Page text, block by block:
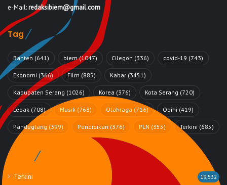
e-Mail:redaksibiem@gmail.com
Tag
Banten (641) biem(1047) Cilegon (336) covid-19 (743)
Ekonomi (366) Film (885) Kabar (3451)
Kabupaten Serang (1026) Korea (376) Kota Serang (720)
Lebak (708) Musik (768) Olahraga (716) Opini (419)
Pandeglang (399) Pendidikan (376) PLN (355) Terkini (685)
Rubrik
Terkini 19,532